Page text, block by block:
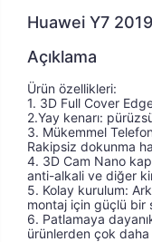
Huawei Y7
Açıklama
Ürün özellikleri:
Ürün özellikleri:
1. 3D Full Cover
2.Yay kenarı:
3. Mükemmel
Rakipsiz dokunma
4. 3D Cam Nano
anti-alkali ve diğer
5. Kolay kurulum:
montaj için güçlü bir
6. Patlamaya
ürünlerden çok